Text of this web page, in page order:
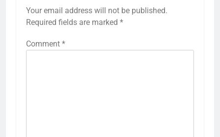
Your email address will not be published.
Required fields are marked *
Comment *